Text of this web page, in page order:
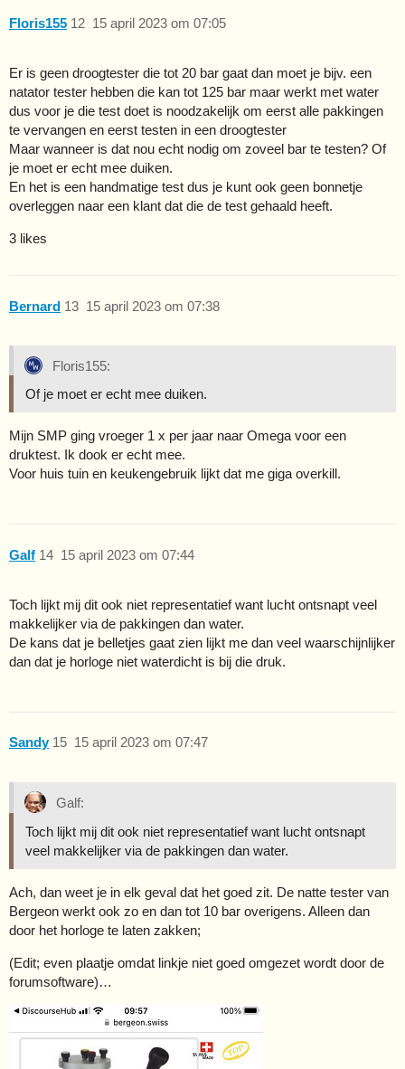
Floris155 15 april 2023 om 07:05
12
Er is geen droogtester die tot 20 bar gaat dan moet je bijv. een
natator tester hebben die kan tot 125 bar maar werkt met water
dus voor je die test doet is noodzakelijk om eerst alle pakkingen
te vervangen en eerst testen in een droogtester
Maar wanneer is dat nou echt nodig om zoveel bar te testen? Of
je moet er echt mee duiken.
En het is een handmatige test dus je kunt ook geen bonnetje
overleggen naar een klant dat die de test gehaald heeft.
3 likes
Bernard 15 april 2023 om 07:38
13
Floris155:
Of je moet er echt mee duiken.
Mijn SMP ging vroeger 1 x per jaar naar Omega voor een
druktest. Ik dook er echt mee.
Voor huis tuin en keukengebruik lijkt dat me giga overkill.
Galf 15 april 2023 om 07:44
14
Toch lijkt mij dit ook niet representatief want lucht ontsnapt veel
makkelijker via de pakkingen dan water.
De kans dat je belletjes gaat zien lijkt me dan veel waarschijnlijker
dan dat je horloge niet waterdicht is bij die druk.
Sandy 15 april 2023 om 07:47
15
Galf:
Toch lijkt mij dit ook niet representatief want lucht ontsnapt
veel makkelijker via de pakkingen dan water.
Ach, dan weet je in elk geval dat het goed zit. De natte tester van
Bergeon werkt ook zo en dan tot 10 bar overigens. Alleen dan
door het horloge te laten zakken;
(Edit; even plaatje omdat linkje niet goed omgezet wordt door de
forumsoftware)…